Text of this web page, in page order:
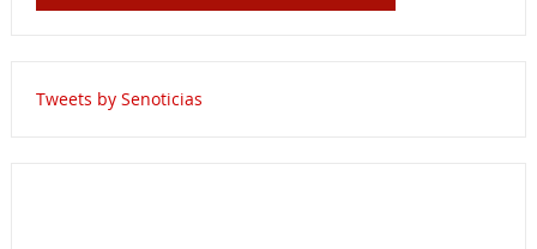
Tweets by Senoticias